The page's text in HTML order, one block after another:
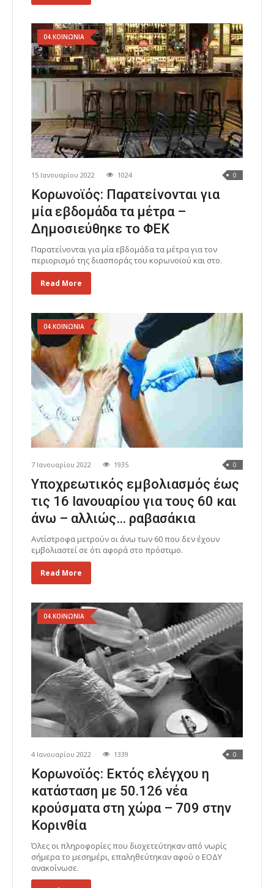
04.ΚΟΙΝΩΝΙΑ
15 Ιανουαρίου 2022 1024 0
Κορωνοϊός: Παρατείνονται για
μία εβδομάδα τα μέτρα –
Δημοσιεύθηκε το ΦΕΚ
Παρατείνονται για μία εβδομάδα τα μέτρα για τον
περιορισμό της διασποράς του κορωνοϊού και στο.
Read More
04.ΚΟΙΝΩΝΙΑ
7 Ιανουαρίου 2022 1935 0
Υποχρεωτικός εμβολιασμός έως
τις 16 Ιανουαρίου για τους 60 και
άνω – αλλιώς… ραβασάκια
Αντίστροφα μετρούν οι άνω των 60 που δεν έχουν
εμβολιαστεί σε ότι αφορά στο πρόστιμο.
Read More
04.ΚΟΙΝΩΝΙΑ
4 Ιανουαρίου 2022 1339 0
Κορωνοϊός: Εκτός ελέγχου η
κατάσταση με 50.126 νέα
κρούσματα στη χώρα – 709 στην
Κορινθία
Όλες οι πληροφορίες που διοχετεύτηκαν από νωρίς
σήμερα το μεσημέρι, επαληθεύτηκαν αφού ο ΕΟΔΥ
ανακοίνωσε.